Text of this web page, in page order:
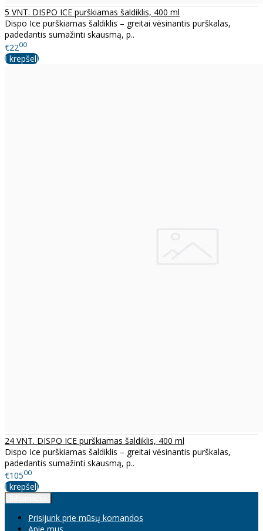
5 VNT. DISPO ICE purškiamas šaldiklis, 400 ml
Dispo Ice purškiamas šaldiklis – greitai vėsinantis purškalas,
padedantis sumažinti skausmą, p..
€2200
Į krepšelį
24 VNT. DISPO ICE purškiamas šaldiklis, 400 ml
Dispo Ice purškiamas šaldiklis – greitai vėsinantis purškalas,
padedantis sumažinti skausmą, p..
€10500
Į krepšelį
Prisijunk prie mūsų komandos